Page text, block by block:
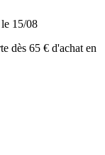
15/08
dès 65 € d'achat en